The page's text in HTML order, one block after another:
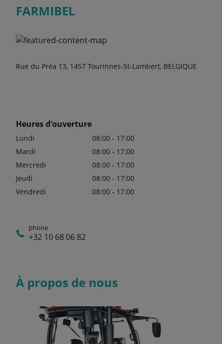
FARMIBEL
Rue du Préa 13, 1457 Tourinnes-St-Lambert, BELGIQUE
Heures d'ouverture
Lundi
08:00 - 17:00
Mardi
08:00 - 17:00
Mercredi
08:00 - 17:00
Jeudi
08:00 - 17:00
Vendredi
08:00 - 17:00
phone
+32 10 68 06 82
À propos de nous